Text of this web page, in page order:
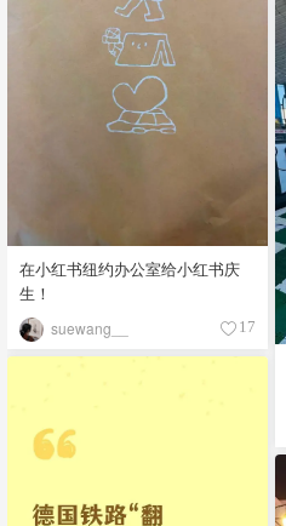
在小红书纽约办公室给小红书庆
生！
suewang__ 17